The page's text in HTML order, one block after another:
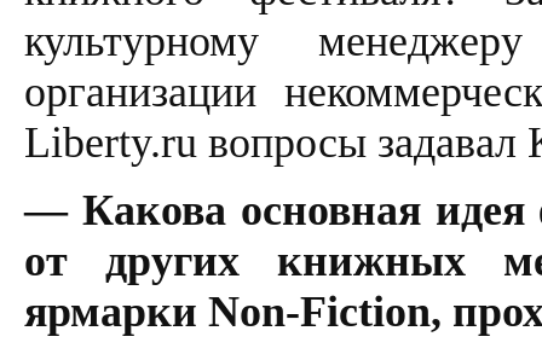
культурному
организации
Liberty.ru вопросы
— Какова основная идея
от других книжных
ярмарки Non-Fiction,